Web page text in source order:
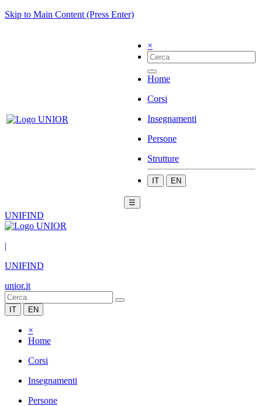
Skip to Main Content (Press Enter)
×
Home
Corsi
Insegnamenti
Persone
Strutture
IT EN
☰
UNIFIND
|
UNIFIND
unior.it
IT EN
×
Home
Corsi
Insegnamenti
Persone